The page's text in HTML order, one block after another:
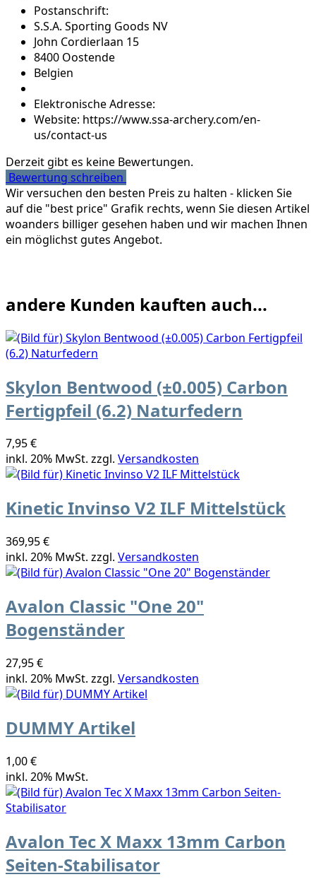
Postanschrift:
S.S.A. Sporting Goods NV
John Cordierlaan 15
8400 Oostende
Belgien
Elektronische Adresse:
Website: https://www.ssa-archery.com/en-
us/contact-us
Derzeit gibt es keine Bewertungen.
Bewertung schreiben
Wir versuchen den besten Preis zu halten - klicken Sie
auf die "best price" Grafik rechts, wenn Sie diesen Artikel
woanders billiger gesehen haben und wir machen Ihnen
ein möglichst gutes Angebot.
andere Kunden kauften auch...
Skylon Bentwood (±0.005) Carbon
Fertigpfeil (6.2) Naturfedern
7,95 €
inkl. 20% MwSt. zzgl. Versandkosten
Kinetic Invinso V2 ILF Mittelstück
369,95 €
inkl. 20% MwSt. zzgl. Versandkosten
Avalon Classic "One 20"
Bogenständer
27,95 €
inkl. 20% MwSt. zzgl. Versandkosten
DUMMY Artikel
1,00 €
inkl. 20% MwSt.
Avalon Tec X Maxx 13mm Carbon
Seiten-Stabilisator